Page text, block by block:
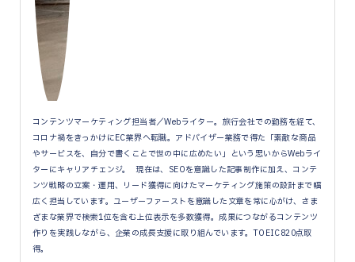
コンテンツマーケティング担当者／Webライター。旅行会社での勤務を経て、
コロナ禍をきっかけにEC業界へ転職。アドバイザー業務で得た「素敵な商品
やサービスを、自分で書くことで世の中に広めたい」という思いからWebライ
ターにキャリアチェンジ。 現在は、SEOを意識した記事制作に加え、コンテ
ンツ戦略の立案・運用、リード獲得に向けたマーケティング施策の設計まで幅
広く担当しています。ユーザーファーストを意識した文章を常に心がけ、さま
ざまな業界で検索1位を含む上位表示を多数獲得。成果につながるコンテンツ
作りを実践しながら、企業の成長支援に取り組んでいます。TOEIC820点取
得。